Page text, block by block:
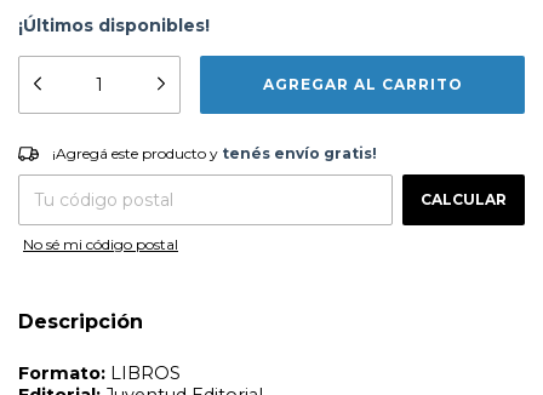
¡Últimos disponibles!
¡Agregá este producto ytenés envío gratis!
CAMBIAR CP
¡Agregá este producto y tenés envío gratis!
CALCULAR
No sé mi código postal
Descripción
Formato:
LIBROS
Encuadernación:Tapa Blanda
ISBN:9788426142535
N°Páginas:160
Fecha Publicación:
06/2025
Sinópsis